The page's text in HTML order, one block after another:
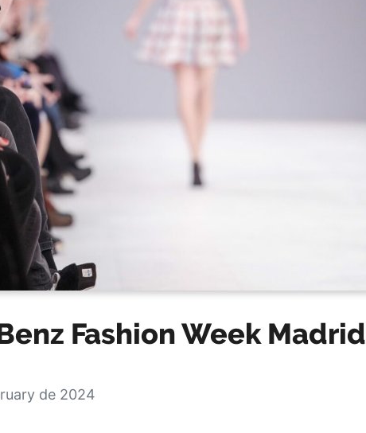
Fashion Week Madrid
de 2024